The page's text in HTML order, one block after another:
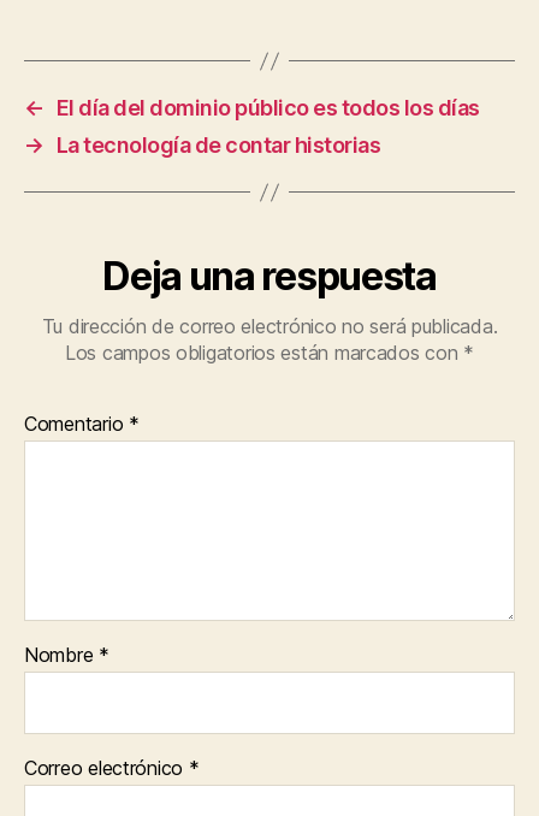
←
El día del dominio público es todos los días
→
La tecnología de contar historias
Deja una respuesta
Tu dirección de correo electrónico no será publicada.
Los campos obligatorios están marcados con *
Comentario *
Nombre *
Correo electrónico *